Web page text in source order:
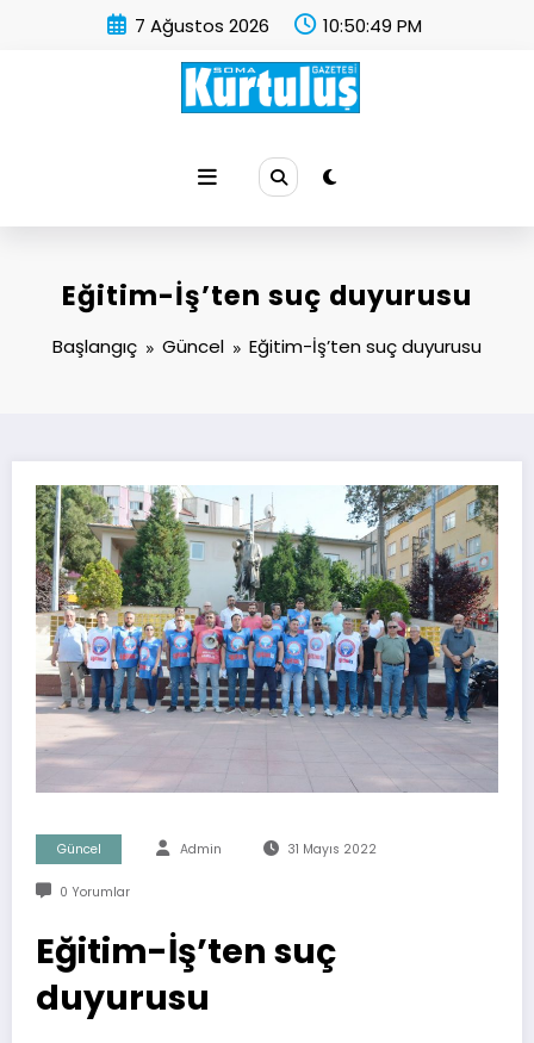
7 Ağustos 2026 10:50:50 PM
Eğitim-İş’ten suç duyurusu
Başlangıç Güncel Eğitim-İş’ten suç duyurusu
Güncel Admin 31 Mayıs 2022
0 Yorumlar
Eğitim-İş’ten suç
duyurusu